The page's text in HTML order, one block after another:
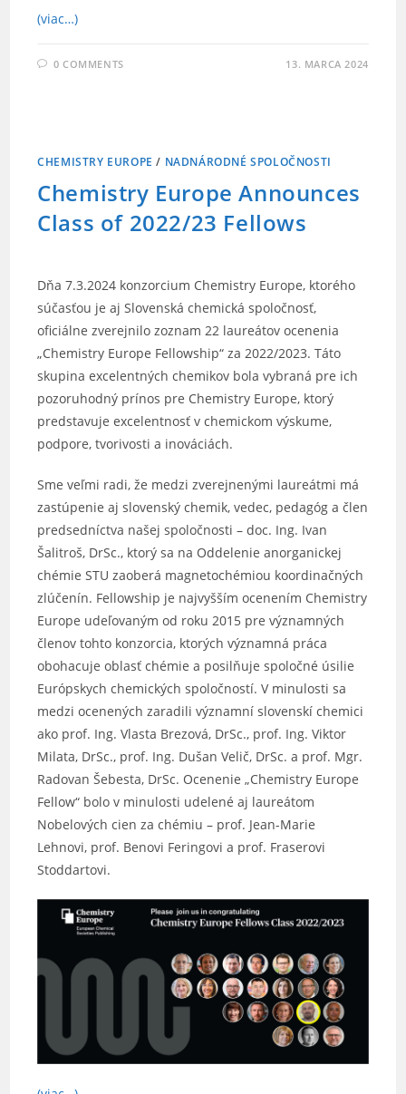
(viac…)
0 COMMENTS 13. MARCA 2024
CHEMISTRY EUROPE / NADNÁRODNÉ SPOLOČNOSTI
Chemistry Europe Announces
Class of 2022/23 Fellows
Dňa 7.3.2024 konzorcium Chemistry Europe, ktorého
súčasťou je aj Slovenská chemická spoločnosť,
oficiálne zverejnilo zoznam 22 laureátov ocenenia
„Chemistry Europe Fellowship“ za 2022/2023. Táto
skupina excelentných chemikov bola vybraná pre ich
pozoruhodný prínos pre Chemistry Europe, ktorý
predstavuje excelentnosť v chemickom výskume,
podpore, tvorivosti a inováciách.
Sme veľmi radi, že medzi zverejnenými laureátmi má
zastúpenie aj slovenský chemik, vedec, pedagóg a člen
predsedníctva našej spoločnosti – doc. Ing. Ivan
Šalitroš, DrSc., ktorý sa na Oddelenie anorganickej
chémie STU zaoberá magnetochémiou koordinačných
zlúčenín. Fellowship je najvyšším ocenením Chemistry
Europe udeľovaným od roku 2015 pre významných
členov tohto konzorcia, ktorých významná práca
obohacuje oblasť chémie a posilňuje spoločné úsilie
Európskych chemických spoločností. V minulosti sa
medzi ocenených zaradili významní slovenskí chemici
ako prof. Ing. Vlasta Brezová, DrSc., prof. Ing. Viktor
Milata, DrSc., prof. Ing. Dušan Velič, DrSc. a prof. Mgr.
Radovan Šebesta, DrSc. Ocenenie „Chemistry Europe
Fellow“ bolo v minulosti udelené aj laureátom
Nobelových cien za chémiu – prof. Jean-Marie
Lehnovi, prof. Benovi Feringovi a prof. Fraserovi
Stoddartovi.